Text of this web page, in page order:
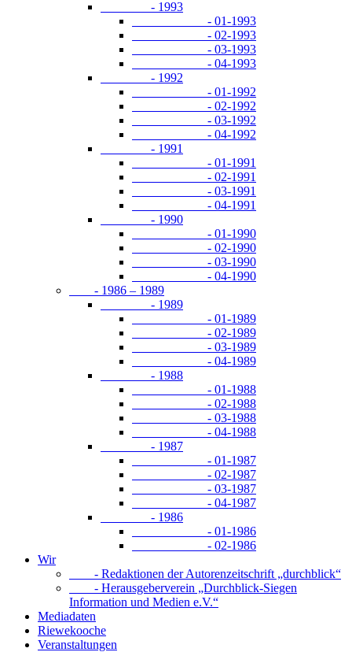
- 1993
- 01-1993
- 02-1993
- 03-1993
- 04-1993
- 1992
- 01-1992
- 02-1992
- 03-1992
- 04-1992
- 1991
- 01-1991
- 02-1991
- 03-1991
- 04-1991
- 1990
- 01-1990
- 02-1990
- 03-1990
- 04-1990
- 1986 – 1989
- 1989
- 01-1989
- 02-1989
- 03-1989
- 04-1989
- 1988
- 01-1988
- 02-1988
- 03-1988
- 04-1988
- 1987
- 01-1987
- 02-1987
- 03-1987
- 04-1987
- 1986
- 01-1986
- 02-1986
Wir
- Redaktionen der Autorenzeitschrift „durchblick“
- Herausgeberverein „Durchblick-Siegen
Information und Medien e.V.“
Mediadaten
Riewekooche
Veranstaltungen